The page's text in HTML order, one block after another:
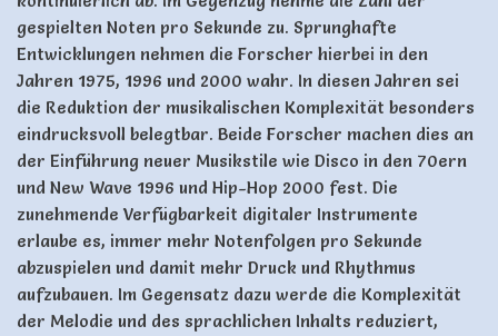
gespielten Noten pro Sekunde zu. Sprunghafte
Entwicklungen nehmen die Forscher hierbei in den
Jahren 1975, 1996 und 2000 wahr. In diesen Jahren sei
die Reduktion der musikalischen Komplexität besonders
eindrucksvoll belegtbar. Beide Forscher machen dies an
der Einführung neuer Musikstile wie Disco in den 70ern
und New Wave 1996 und Hip-Hop 2000 fest. Die
zunehmende Verfügbarkeit digitaler Instrumente
erlaube es, immer mehr Notenfolgen pro Sekunde
abzuspielen und damit mehr Druck und Rhythmus
aufzubauen. Im Gegensatz dazu werde die Komplexität
der Melodie und des sprachlichen Inhalts reduziert,